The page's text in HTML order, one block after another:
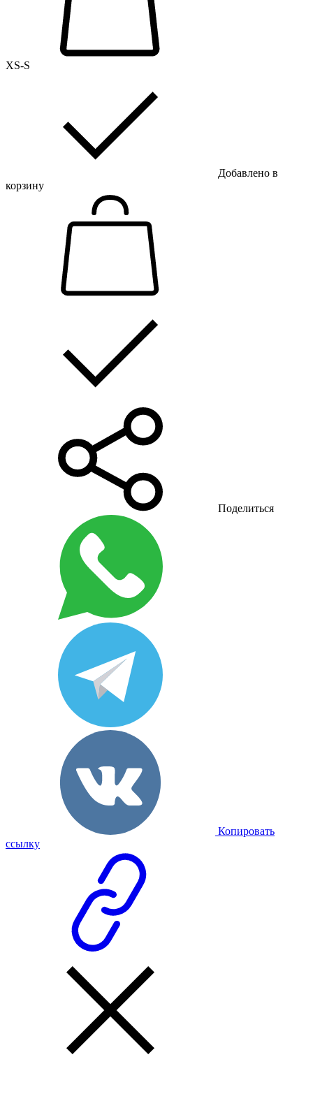
XS-S
Добавлено в
корзину
Поделиться
Копировать
ссылку